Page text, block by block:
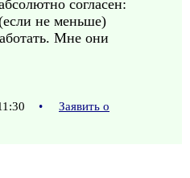
согласен:
не меньше)
Мне они
•
Заявить о